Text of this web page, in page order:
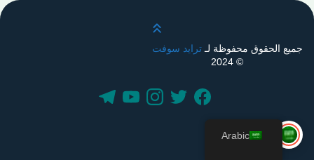
قم بالتمرير لأعلى
جميع الحقوق محفوظة لـترايد سوفت
© 2024
Arabic